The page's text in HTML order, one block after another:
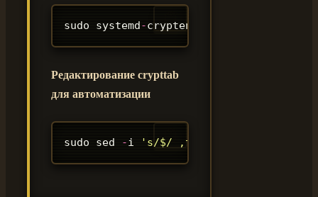
sudo systemd-cryptenroll
Редактирование crypttab
для автоматизации
sudo sed -i ' s/$/ ,tpm2-device=auto/